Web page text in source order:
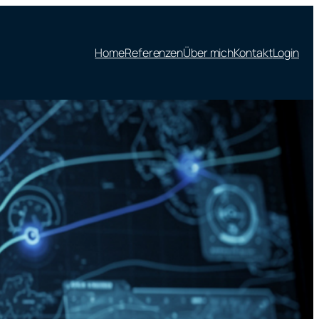
HomeReferenzenÜber michKontaktLogin